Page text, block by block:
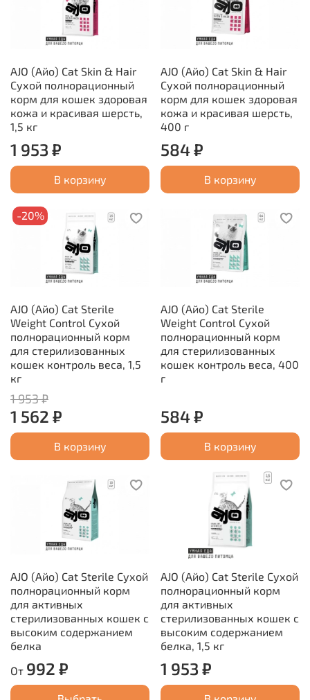
AJO (Айо) Cat Skin & Hair
Сухой полнорационный
корм для кошек здоровая
кожа и красивая шерсть,
1,5 кг
1 953 ₽
В корзину
AJO (Айо) Cat Skin & Hair
Сухой полнорационный
корм для кошек здоровая
кожа и красивая шерсть,
400 г
584 ₽
В корзину
-20%
AJO (Айо) Cat Sterile
Weight Control Сухой
полнорационный корм
для стерилизованных
кошек контроль веса, 1,5
кг
1 953 ₽
1 562 ₽
В корзину
AJO (Айо) Cat Sterile
Weight Control Сухой
полнорационный корм
для стерилизованных
кошек контроль веса, 400
г
584 ₽
В корзину
AJO (Айо) Cat Sterile Сухой
полнорационный корм
для активных
стерилизованных кошек с
высоким содержанием
белка
От 992 ₽
AJO (Айо) Cat Sterile Сухой
полнорационный корм
для активных
стерилизованных кошек с
высоким содержанием
белка, 1,5 кг
1 953 ₽